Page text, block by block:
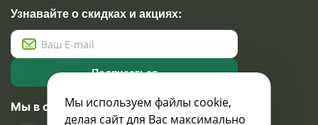
Узнавайте о скидках и акциях:
Подписаться
Мы в социальных сетях
Мы используем файлы cookie,
делая сайт для Вас максимально